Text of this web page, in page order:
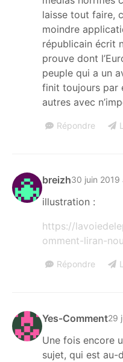
laisse tout faire,
moindre
républicain écrit
prouve dont
peuple qui a un
finit toujours par
autres avec
Répondre
breizh30 juin 2019
illustration :
https://
omment-liran-
Répondre
Yes-Comment29
Une fois encore
sujet, qui est au-